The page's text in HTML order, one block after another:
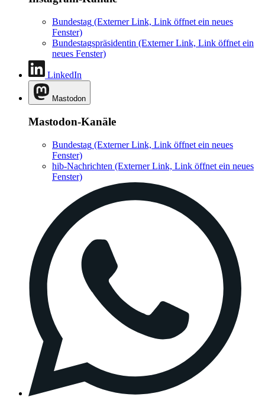
Bundestag (Externer Link, Link öffnet ein neues
Fenster)
Bundestagspräsidentin (Externer Link, Link öffnet ein
neues Fenster)
LinkedIn
Mastodon
Mastodon-Kanäle
Bundestag (Externer Link, Link öffnet ein neues
Fenster)
hib-Nachrichten (Externer Link, Link öffnet ein neues
Fenster)